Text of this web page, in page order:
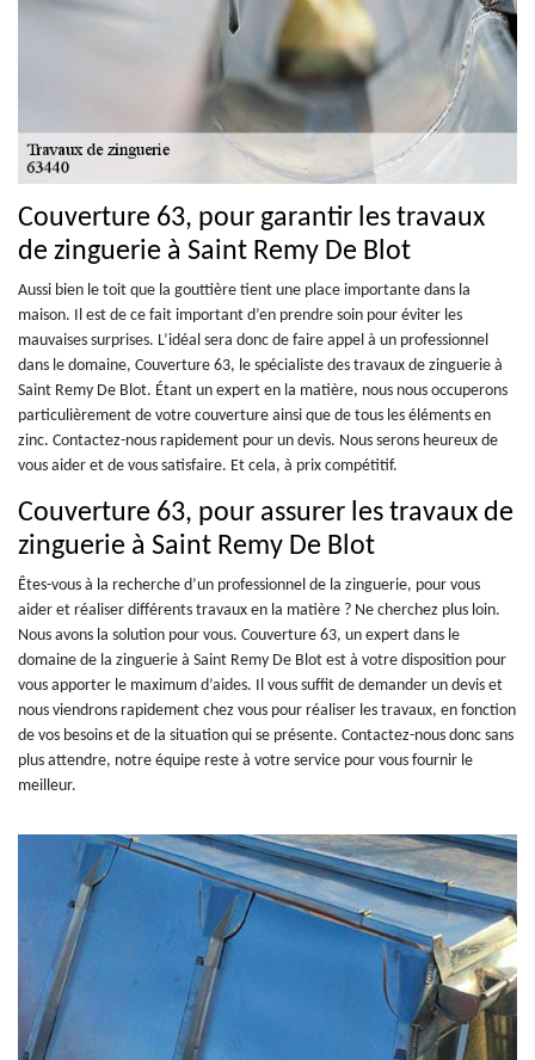
Couverture 63, pour garantir les travaux
de zinguerie à Saint Remy De Blot
Aussi bien le toit que la gouttière tient une place importante dans la
maison. Il est de ce fait important d’en prendre soin pour éviter les
mauvaises surprises. L’idéal sera donc de faire appel à un professionnel
dans le domaine, Couverture 63, le spécialiste des travaux de zinguerie à
Saint Remy De Blot. Étant un expert en la matière, nous nous occuperons
particulièrement de votre couverture ainsi que de tous les éléments en
zinc. Contactez-nous rapidement pour un devis. Nous serons heureux de
vous aider et de vous satisfaire. Et cela, à prix compétitif.
Couverture 63, pour assurer les travaux de
zinguerie à Saint Remy De Blot
Êtes-vous à la recherche d’un professionnel de la zinguerie, pour vous
aider et réaliser différents travaux en la matière ? Ne cherchez plus loin.
Nous avons la solution pour vous. Couverture 63, un expert dans le
domaine de la zinguerie à Saint Remy De Blot est à votre disposition pour
vous apporter le maximum d’aides. Il vous suffit de demander un devis et
nous viendrons rapidement chez vous pour réaliser les travaux, en fonction
de vos besoins et de la situation qui se présente. Contactez-nous donc sans
plus attendre, notre équipe reste à votre service pour vous fournir le
meilleur.